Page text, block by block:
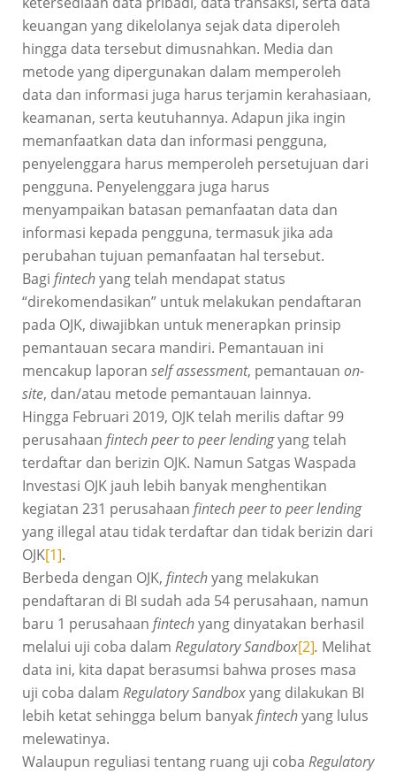
keuangan yang dikelolanya sejak data diperoleh
hingga data tersebut dimusnahkan. Media dan
metode yang dipergunakan dalam memperoleh
data dan informasi juga harus terjamin kerahasiaan,
keamanan, serta keutuhannya. Adapun jika ingin
memanfaatkan data dan informasi pengguna,
penyelenggara harus memperoleh persetujuan dari
pengguna. Penyelenggara juga harus
menyampaikan batasan pemanfaatan data dan
informasi kepada pengguna, termasuk jika ada
perubahan tujuan pemanfaatan hal tersebut.
Bagi fintechyang telah mendapat status
“direkomendasikan” untuk melakukan pendaftaran
pada OJK, diwajibkan untuk menerapkan prinsip
pemantauan secara mandiri. Pemantauan ini
mencakup laporan self assessment, pemantauan on-
site, dan/atau metode pemantauan lainnya.
Hingga Februari 2019, OJK telah merilis daftar 99
perusahaan fintech peer to peer lendingyang telah
terdaftar dan berizin OJK. Namun Satgas Waspada
Investasi OJK jauh lebih banyak menghentikan
kegiatan 231 perusahaan fintech peer to peer lending
yang illegal atau tidak terdaftar dan tidak berizin dari
OJK[1].
Berbeda dengan OJK, fintechyang melakukan
pendaftaran di BI sudah ada 54 perusahaan, namun
baru 1 perusahaan fintechyang dinyatakan berhasil
melalui uji coba dalam Regulatory Sandbox[2]. Melihat
data ini, kita dapat berasumsi bahwa proses masa
uji coba dalam Regulatory Sandboxyang dilakukan BI
lebih ketat sehingga belum banyakfintechyang lulus
melewatinya.
Walaupun reguliasi tentang ruang uji coba Regulatory